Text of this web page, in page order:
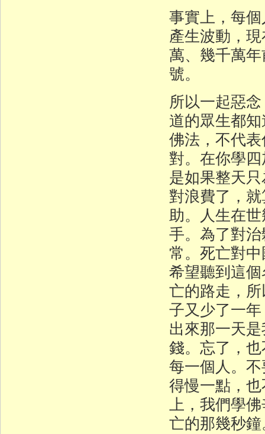
事實上，每
產生波動，
萬、幾千萬
號。
所以一起惡
道的眾生都
佛法，不代
對。在你學
是如果整天
對浪費了，
助。人生在
手。為了對
常。死亡對
希望聽到這
亡的路走，
子又少了一
出來那一天
錢。忘了，
每一個人。
得慢一點，
上，我們學
亡的那幾秒